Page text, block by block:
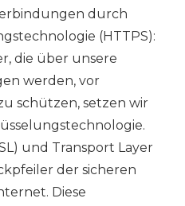
durch
(HTTPS):
die über unsere
werden, vor
schützen, setzen wir
und Transport Layer
der sicheren
Diese